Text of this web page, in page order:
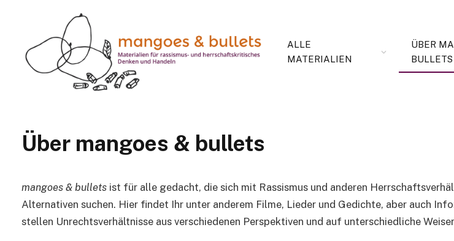
ALLE
MATERIALIEN
ÜBER
BULLETS
Über mangoes & bullets
mangoes & bullets ist für alle gedacht, die sich mit Rassismus und anderen
Alternativen suchen. Hier findet Ihr unter anderem Filme, Lieder und Gedichte, aber auch
stellen Unrechtsverhältnisse aus verschiedenen Perspektiven und auf unterschiedliche